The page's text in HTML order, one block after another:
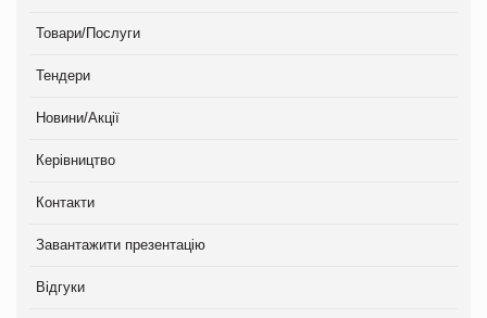
Товари/Послуги
Тендери
Новини/Акції
Керівництво
Контакти
Завантажити презентацію
Відгуки